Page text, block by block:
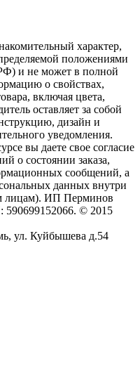
характер,
положениями
и не может в полной
о свойствах,
включая цвета,
оставляет за собой
дизайн и
уведомления.
вы даете свое согласие
о состоянии заказа,
сообщений, а
данных внутри
лицам). ИП Перминов
© 2015
ул. Куйбышева д.54